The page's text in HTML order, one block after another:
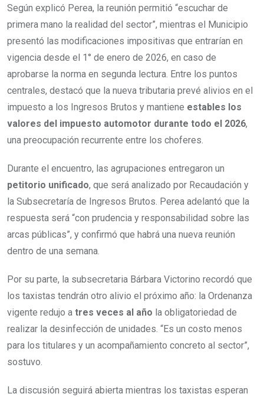
Según explicó Perea, la reunión permitió “escuchar de
primera mano la realidad del sector”, mientras el Municipio
presentó las modificaciones impositivas que entrarían en
vigencia desde el 1° de enero de 2026, en caso de
aprobarse la norma en segunda lectura. Entre los puntos
centrales, destacó que la nueva tributaria prevé alivios en el
impuesto a los Ingresos Brutos y mantiene estables los
valores del impuesto automotor durante todo el 2026,
una preocupación recurrente entre los choferes.
Durante el encuentro, las agrupaciones entregaron un
petitorio unificado, que será analizado por Recaudación y
la Subsecretaría de Ingresos Brutos. Perea adelantó que la
respuesta será “con prudencia y responsabilidad sobre las
arcas públicas”, y confirmó que habrá una nueva reunión
dentro de una semana.
Por su parte, la subsecretaria Bárbara Victorino recordó que
los taxistas tendrán otro alivio el próximo año: la Ordenanza
vigente redujo a tres veces al año la obligatoriedad de
realizar la desinfección de unidades. “Es un costo menos
para los titulares y un acompañamiento concreto al sector”,
sostuvo.
La discusión seguirá abierta mientras los taxistas esperan